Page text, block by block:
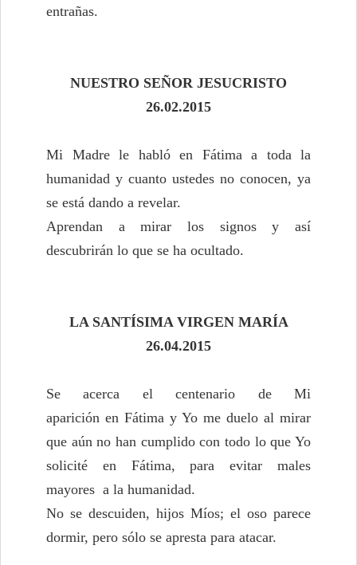
entrañas.
NUESTRO SEÑOR JESUCRISTO
26.02.2015
Mi Madre le habló en Fátima a toda la
humanidad y cuanto ustedes no conocen, ya
se está dando a revelar.
Aprendan a mirar los signos y así
descubrirán lo que se ha ocultado.
LA SANTÍSIMA VIRGEN MARÍA
26.04.2015
Se acerca el centenario de Mi
aparición en Fátima y Yo me duelo al mirar
que aún no han cumplido con todo lo que Yo
solicité en Fátima, para evitar males
mayores a la humanidad.
No se descuiden, hijos Míos; el oso parece
dormir, pero sólo se apresta para atacar.